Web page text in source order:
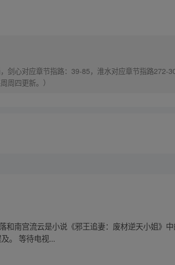
剑心对应章节指路：39-85，淮水对应章节指路272-
周四更新。）
和南宫流云是小说《邪王追妻：废材逆天小姐》
。 等待电视...